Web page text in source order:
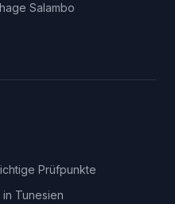
Salambo
Prüfpunkte
Tunesien